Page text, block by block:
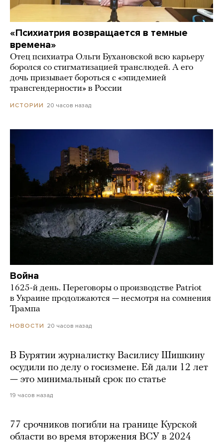
«Психиатрия возвращается в темные
времена»
Отец психиатра Ольги Бухановской всю карьеру
боролся со стигматизацией транслюдей. А его
дочь призывает бороться с «эпидемией
трансгендерности» в России
ИСТОРИИ 20 часов назад
Война
1625-й день. Переговоры о производстве Patriot
в Украине продолжаются — несмотря на сомнения
Трампа
НОВОСТИ 20 часов назад
В Бурятии журналистку Василису Шишкину
осудили по делу о госизмене. Ей дали 12 лет
— это минимальный срок по статье
19 часов назад
77 срочников погибли на границе Курской
области во время вторжения ВСУ в 2024